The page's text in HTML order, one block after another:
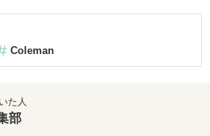
Coleman
た人
部